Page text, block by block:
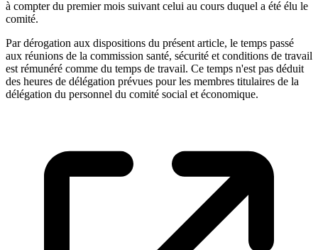
à compter du premier mois suivant celui au cours duquel a été élu le
comité.
Par dérogation aux dispositions du présent article, le temps passé
aux réunions de la commission santé, sécurité et conditions de travail
est rémunéré comme du temps de travail. Ce temps n'est pas déduit
des heures de délégation prévues pour les membres titulaires de la
délégation du personnel du comité social et économique.